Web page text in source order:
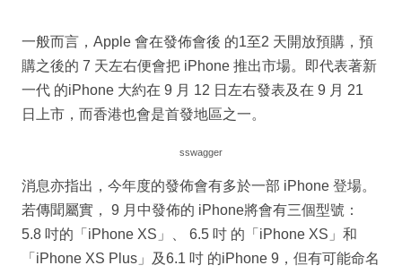
一般而言，Apple 會在發佈會後 的1至2 天開放預購，預
購之後的 7 天左右便會把 iPhone 推出市場。即代表著新
一代 的iPhone 大約在 9 月 12 日左右發表及在 9 月 21
日上市，而香港也會是首發地區之一。
sswagger
消息亦指出，今年度的發佈會有多於一部 iPhone 登場。
若傳聞屬實， 9 月中發佈的 iPhone將會有三個型號：
5.8 吋的「iPhone XS」、 6.5 吋 的「iPhone XS」和
「iPhone XS Plus」及6.1 吋 的iPhone 9，但有可能命名